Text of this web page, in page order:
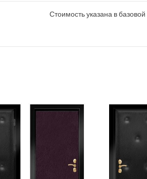
Стоимость указана в